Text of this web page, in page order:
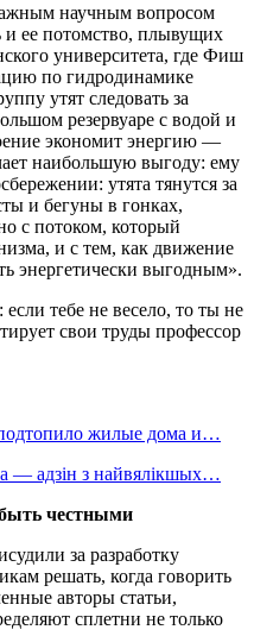
научным вопросом
и ее потомство, плывущих
университета, где Фиш
по гидродинамике
утят следовать за
резервуаре с водой и
экономит энергию —
наибольшую выгоду: ему
утята тянутся за
и бегуны в гонках,
с потоком, который
и с тем, как движение
энергетически выгодным».
тебе не весело, то ты не
свои труды профессор
жилые дома и…
— адзін з найвялікшых…
честными
за разработку
решать, когда говорить
авторы статьи,
сплетни не только